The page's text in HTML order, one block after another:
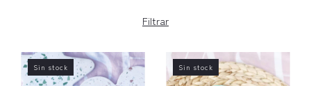
Filtrar
Sin stock Sin stock